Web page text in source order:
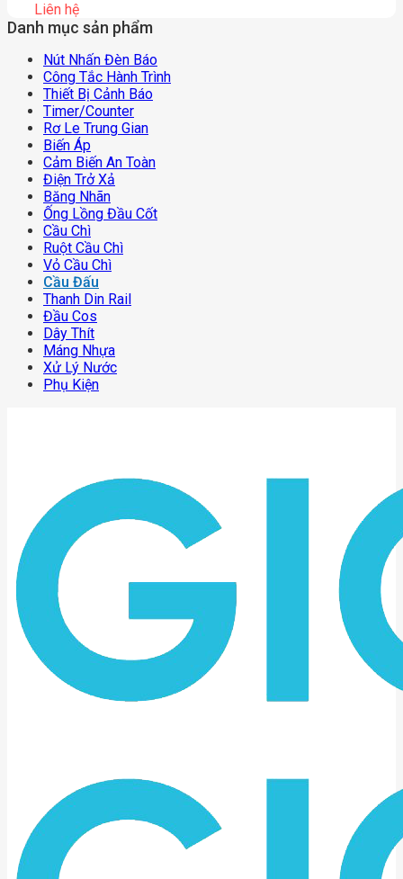
Liên hệ
Danh mục sản phẩm
Nút Nhấn Đèn Báo
Công Tắc Hành Trình
Thiết Bị Cảnh Báo
Timer/counter
Rơ Le Trung Gian
Biến Áp
Cảm Biến An Toàn
Điện Trở Xả
Băng Nhãn
Ống Lồng Đầu Cốt
Cầu Chì
Ruột Cầu Chì
Vỏ Cầu Chì
Cầu Đấu
Thanh Din Rail
Đầu Cos
Dây Thít
Máng Nhựa
Xử Lý Nước
Phụ Kiện